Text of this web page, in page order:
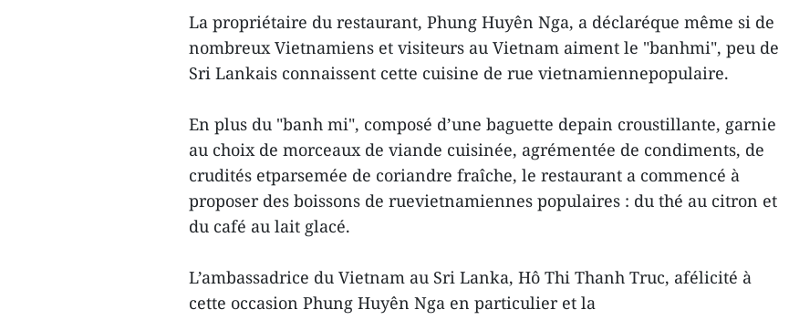
La propriétaire du restaurant, Phung Huyên Nga, a déclaréque même si de
nombreux Vietnamiens et visiteurs au Vietnam aiment le "banhmi", peu de
Sri Lankais connaissent cette cuisine de rue vietnamiennepopulaire.
En plus du "banh mi", composé d’une baguette depain croustillante, garnie
au choix de morceaux de viande cuisinée, agrémentée de condiments, de
crudités etparsemée de coriandre fraîche, le restaurant a commencé à
proposer des boissons de ruevietnamiennes populaires : du thé au citron et
du café au lait glacé.
L’ambassadrice du Vietnam au Sri Lanka, Hô Thi Thanh Truc, afélicité à
cette occasion Phung Huyên Nga en particulier et la